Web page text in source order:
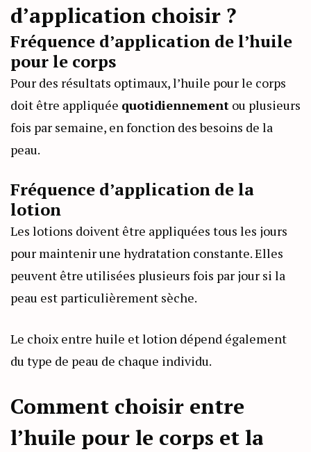
d’application choisir ?
Fréquence d’application de l’huile
pour le corps
Pour des résultats optimaux, l’huile pour le corps
doit être appliquée quotidiennement ou plusieurs
fois par semaine, en fonction des besoins de la
peau.
Fréquence d’application de la
lotion
Les lotions doivent être appliquées tous les jours
pour maintenir une hydratation constante. Elles
peuvent être utilisées plusieurs fois par jour si la
peau est particulièrement sèche.
Le choix entre huile et lotion dépend également
du type de peau de chaque individu.
Comment choisir entre
l’huile pour le corps et la